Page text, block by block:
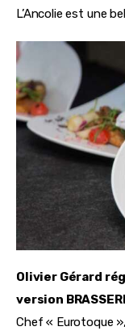
L’Ancolie est une
Olivier Gérard
version
Chef « Eurotoque